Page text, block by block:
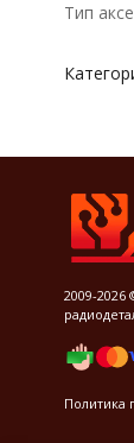
Тип
2009-
Политика